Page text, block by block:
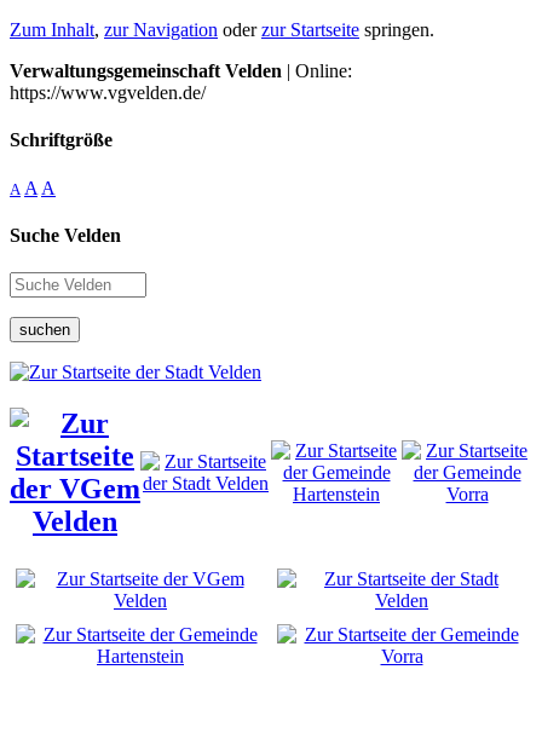
Zum Inhalt, zur Navigation oderzur Startseite springen.
Verwaltungsgemeinschaft Velden | Online:
https://www.vgvelden.de/
Schriftgröße
A A A
Suche Velden
suchen